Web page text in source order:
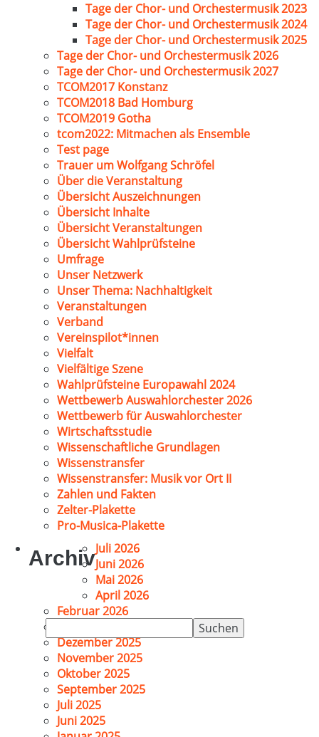
Suchen
nach:
Tage der Chor- und Orchestermusik 2023
Tage der Chor- und Orchestermusik 2024
Tage der Chor- und Orchestermusik 2025
Tage der Chor- und Orchestermusik 2026
Tage der Chor- und Orchestermusik 2027
TCOM2017 Konstanz
TCOM2018 Bad Homburg
TCOM2019 Gotha
tcom2022: Mitmachen als Ensemble
Test page
Trauer um Wolfgang Schröfel
Über die Veranstaltung
Übersicht Auszeichnungen
Übersicht Inhalte
Übersicht Veranstaltungen
Übersicht Wahlprüfsteine
Umfrage
Unser Netzwerk
Unser Thema: Nachhaltigkeit
Veranstaltungen
Verband
Vereinspilot*innen
Vielfalt
Vielfältige Szene
Wahlprüfsteine Europawahl 2024
Wettbewerb Auswahlorchester 2026
Wettbewerb für Auswahlorchester
Wirtschaftsstudie
Wissenschaftliche Grundlagen
Wissenstransfer
Wissenstransfer: Musik vor Ort II
Zahlen und Fakten
Zelter-Plakette
Pro-Musica-Plakette
ArchivJuli 2026
Juni 2026
Mai 2026
April 2026
Februar 2026
Dezember 2025
November 2025
Oktober 2025
September 2025
Juli 2025
Juni 2025